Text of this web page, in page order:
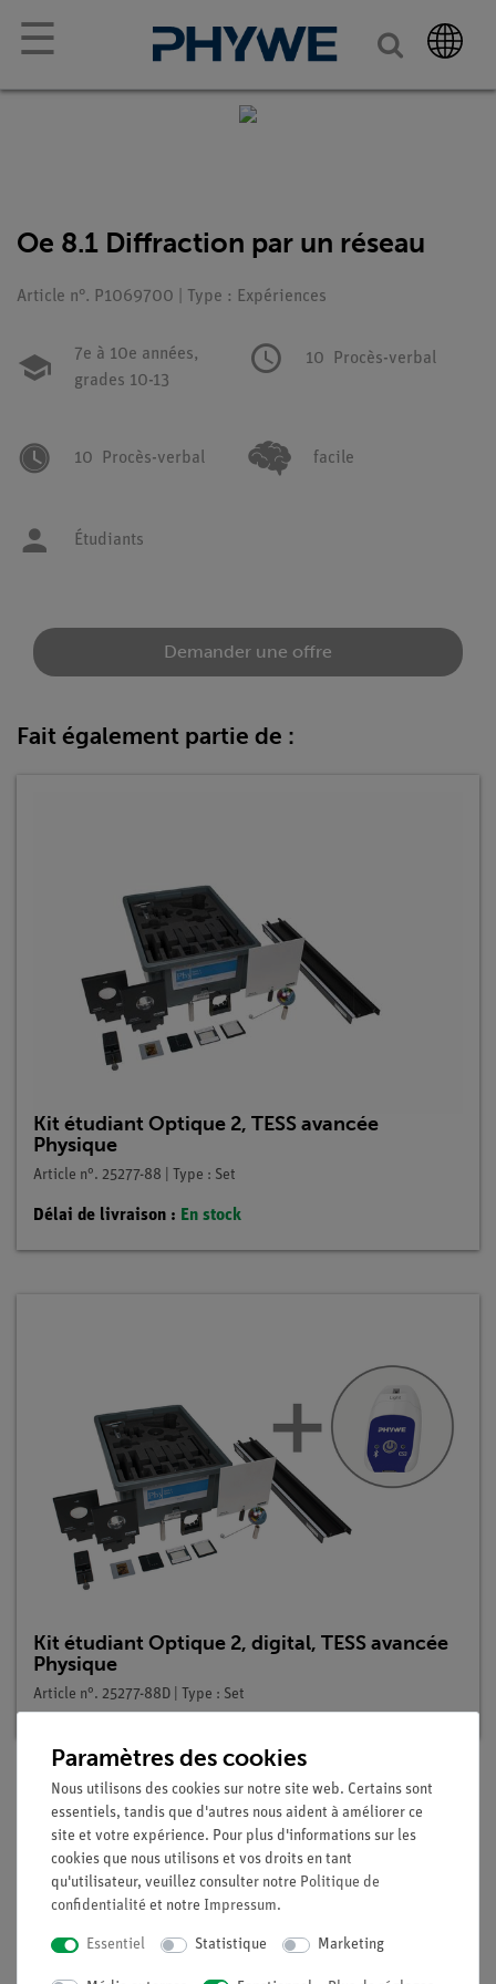
☰
Oe 8.1 Diffraction par un réseau
Article n°. P1069700 | Type : Expériences
7e à 10e années,
grades 10-13
10 Procès-verbal
10 Procès-verbal facile
Étudiants
Demander une offre
Fait également partie de :
Kit étudiant Optique 2, TESS avancée
Physique
Article n°. 25277-88 | Type : Set
Délai de livraison : En stock
Kit étudiant Optique 2, digital, TESS avancée
Physique
Article n°. 25277-88D | Type : Set
Description
Principe
réfléchie et réfractée comme les vagues de l'eau, la question
se pose de savoir si la lumière a un caractère ondulatoire.
Paramètres des cookies
Nous utilisons des cookies sur notre site web. Certains sont
essentiels, tandis que d'autres nous aident à améliorer ce
site et votre expérience. Pour plus d'informations sur les
cookies que nous utilisons et vos droits en tant
qu'utilisateur, veuillez consulter notre Politique de
confidentialité et notre Impressum.
Essentiel Statistique Marketing